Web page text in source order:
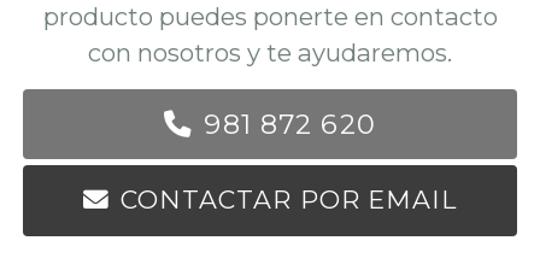
producto puedes ponerte en contacto
con nosotros y te ayudaremos.
981 872 620
CONTACTAR POR EMAIL